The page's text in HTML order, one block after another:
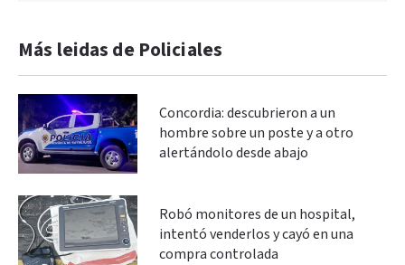
Más leidas de Policiales
Concordia: descubrieron a un
hombre sobre un poste y a otro
alertándolo desde abajo
Robó monitores de un hospital,
intentó venderlos y cayó en una
compra controlada